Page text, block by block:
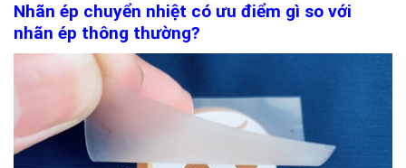
Nhãn ép chuyển nhiệt có ưu điểm gì so với
nhãn ép thông thường?